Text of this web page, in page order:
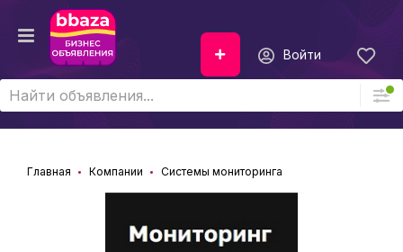
Войти
Главная Компании Системы мониторинга